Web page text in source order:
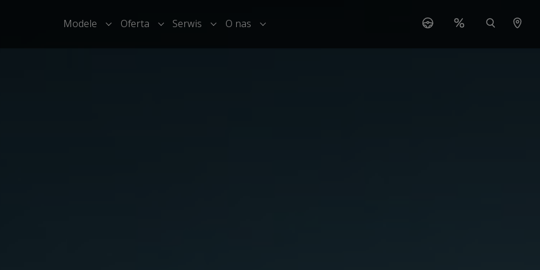
Modele Submenu for "Modele"
Oferta Submenu for "Oferta"
Serwis Submenu for "Serwis"
O nas Submenu for "O nas"